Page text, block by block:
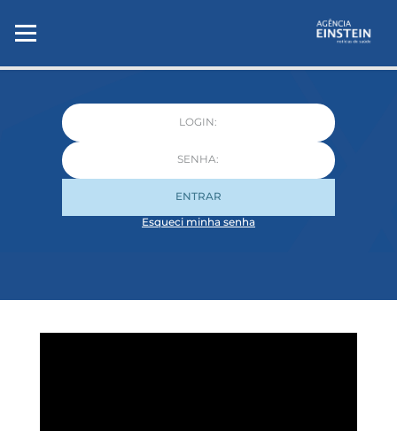
ENTRAR
Esqueci minha senha